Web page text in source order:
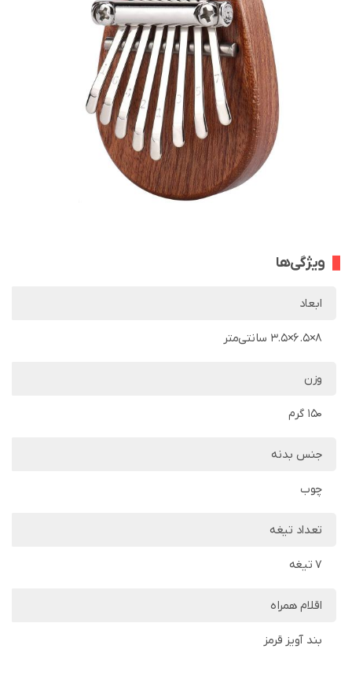
ویژگی‌ها
ابعاد
8×6.5×3.5 سانتی‌متر
وزن
150 گرم
جنس بدنه
چوب
تعداد تیغه
7 تیغه
اقلام همراه
بند آویز قرمز